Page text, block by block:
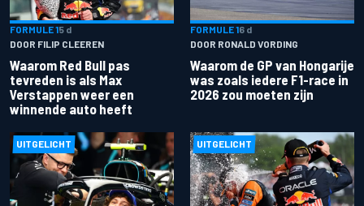
FORMULE 15 d
DOOR FILIP CLEEREN
Waarom Red Bull pas
tevreden is als Max
Verstappen weer een
winnende auto heeft
FORMULE 16 d
DOOR RONALD VORDING
Waarom de GP van Hongarije
was zoals iedere F1-race in
2026 zou moeten zijn
UITGELICHT UITGELICHT